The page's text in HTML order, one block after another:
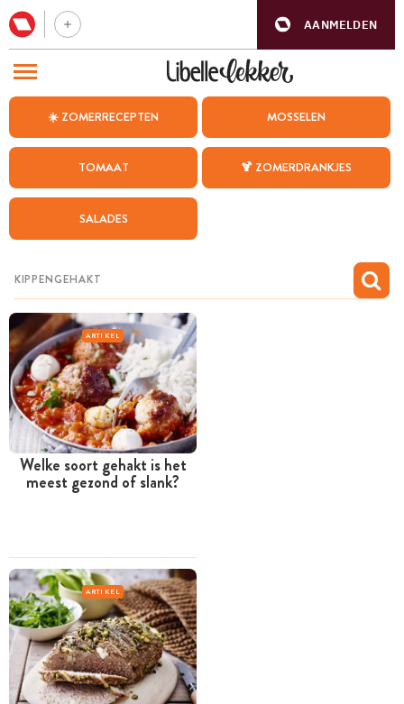
AANMELDEN
☀️ ZOMERRECEPTEN MOSSELEN
TOMAAT 🍹 ZOMERDRANKJES
SALADES
ARTIKEL
Welke soort gehakt is het
meest gezond of slank?
ARTIKEL
BEZOEK ONZE ANDERE WEBSITES
WEEKMENU
CHAT MET MAIA
MIJN BEWAARDE RECEPTEN